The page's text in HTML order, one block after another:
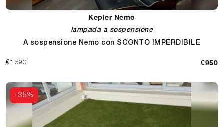
Kepler Nemo
lampada a sospensione
A sospensione Nemo con SCONTO IMPERDIBILE
€1.590 €950
-35%